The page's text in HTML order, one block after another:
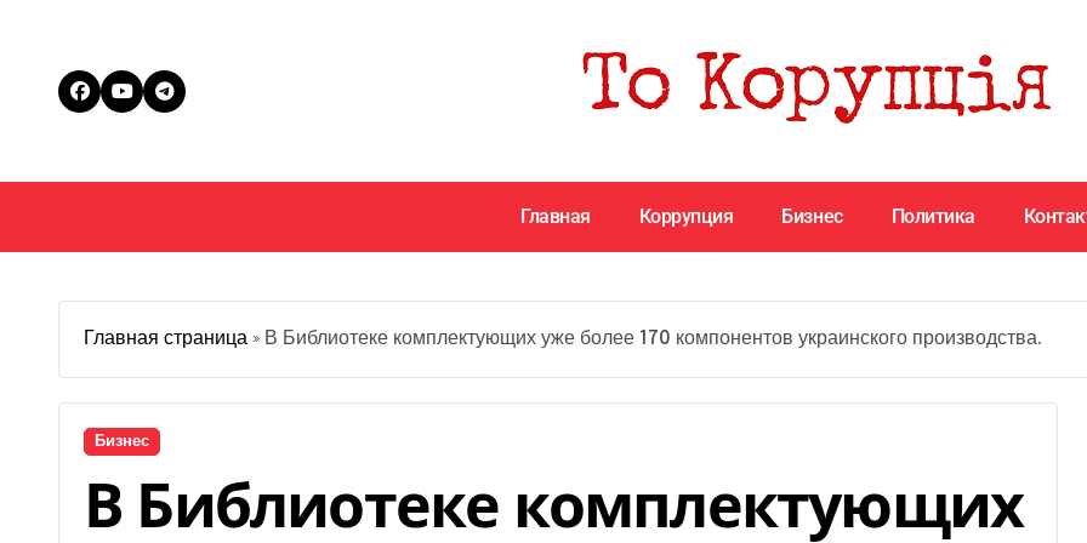
Главная Коррупция Бизнес Политика
Главная страница » В Библиотеке комплектующих уже более 170 компонентов украинского производства.
Бизнес
В Библиотеке комплектующих